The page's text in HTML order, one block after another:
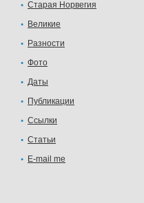
Старая Норвегия
Великие
Разности
Фото
Даты
Публикации
Ссылки
Статьи
E-mail me